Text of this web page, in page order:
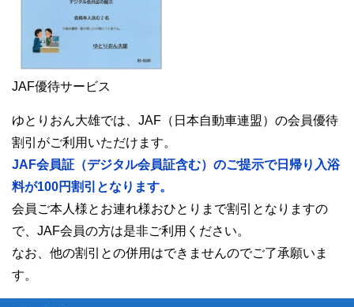
JAF優待サービス
ゆとりおん大雄では、JAF（日本自動車連盟）の会員優待
割引がご利用いただけます。
JAF会員証（デジタル会員証含む）のご提示で日帰り入浴
料が100円割引となります。
会員ご本人様とお連れ様おひとりまで割引となりますの
で、JAF会員の方は是非ご利用ください。
なお、他の割引との併用はできませんのでご了承願いま
す。